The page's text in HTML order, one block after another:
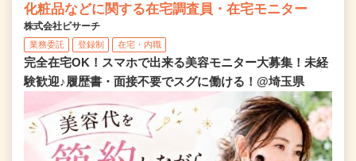
化粧品などに関する在宅調査員・在宅モニター
株式会社ビサーチ
業務委託 登録制 在宅・内職
完全在宅OK！スマホで出来る美容モニター大募集！未経
験歓迎♪履歴書・面接不要でスグに働ける！@埼玉県